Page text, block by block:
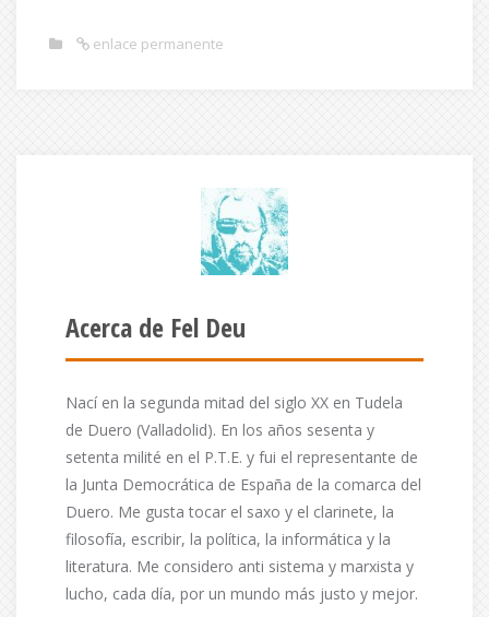
enlace permanente
Acerca de Fel Deu
Nací en la segunda mitad del siglo XX en Tudela
de Duero (Valladolid). En los años sesenta y
setenta milité en el P.T.E. y fui el representante de
la Junta Democrática de España de la comarca del
Duero. Me gusta tocar el saxo y el clarinete, la
filosofía, escribir, la política, la informática y la
literatura. Me considero anti sistema y marxista y
lucho, cada día, por un mundo más justo y mejor.